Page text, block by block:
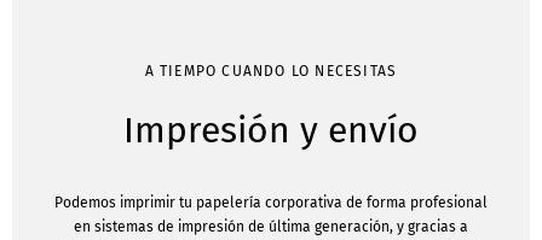
A TIEMPO CUANDO LO NECESITAS
Impresión y envío
Podemos imprimir tu papelería corporativa de forma profesional
en sistemas de impresión de última generación, y gracias a